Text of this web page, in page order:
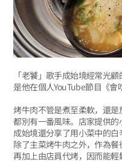
「老饕」歌手成始境經常光
是他在個人YouTube節目《會
烤牛肉不管是煮至柔軟，還是
都別有一番風味。店家提供的
成始境還分享了用小菜中的白
除了主菜烤牛肉之外，作為餐
再加上由店員代烤，因而能輕